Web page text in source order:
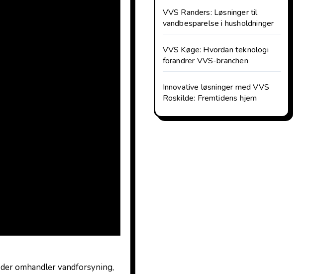
omhandler vandforsyning,
VVS Randers: Løsninger til
vandbesparelse i husholdninger
VVS Køge: Hvordan teknologi
forandrer VVS-branchen
Innovative løsninger med VVS
Roskilde: Fremtidens hjem